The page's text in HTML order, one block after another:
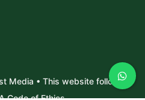
Media • This website follows